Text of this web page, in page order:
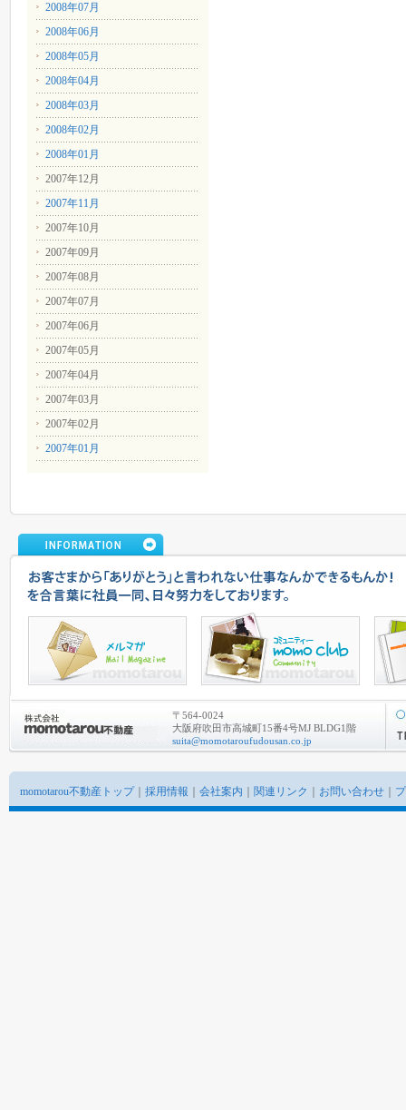
2008年07月
2008年06月
2008年05月
2008年04月
2008年03月
2008年02月
2008年01月
2007年12月
2007年11月
2007年10月
2007年09月
2007年08月
2007年07月
2007年06月
2007年05月
2007年04月
2007年03月
2007年02月
2007年01月
〒564-0024
大阪府吹田市高城町15番4号MJ BLDG1階
suita@momotaroufudousan.co.jp
momotarou不動産トップ｜ 採用情報 会社案内 関連リンク お問い合わせ